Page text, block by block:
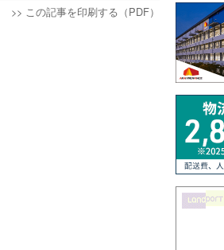
>> この記事を印刷する（PDF）